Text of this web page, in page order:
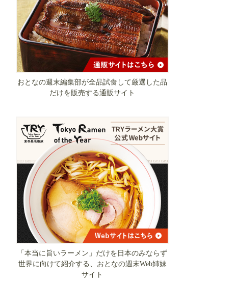
おとなの週末編集部が全品試食して厳選した品
だけを販売する通販サイト
「本当に旨いラーメン」だけを日本のみならず
世界に向けて紹介する、おとなの週末Web姉妹
サイト